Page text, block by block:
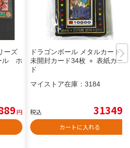
ーズ
ル ホ
円
ドラゴンボール メタルカード 束
未開封カード34枚 ＋ 表紙カー
ド
マイストア在庫： 3184
税込 31349
カートに入れる